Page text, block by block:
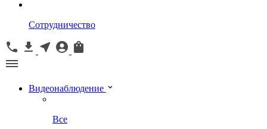
Сотрудничество
Видеонаблюдение
Все